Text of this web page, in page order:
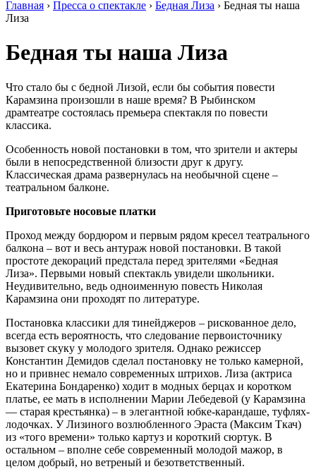
Главная › Пресса о спектакле › Бедная Лиза › Бедная ты наша
Лиза
Бедная ты наша Лиза
Что стало бы с бедной Лизой, если бы события повести
Карамзина произошли в наше время? В Рыбинском
драмтеатре состоялась премьера спектакля по повести
классика.
Особенность новой постановки в том, что зрители и актеры
были в непосредственной близости друг к другу.
Классическая драма развернулась на необычной сцене –
театральном балконе.
Приготовьте носовые платки
Проход между бордюром и первым рядом кресел театрального
балкона – вот и весь антураж новой постановки. В такой
простоте декораций предстала перед зрителями «Бедная
Лиза». Первыми новый спектакль увидели школьники.
Неудивительно, ведь одноименную повесть Николая
Карамзина они проходят по литературе.
Постановка классики для тинейджеров – рискованное дело,
всегда есть вероятность, что следование первоисточнику
вызовет скуку у молодого зрителя. Однако режиссер
Константин Демидов сделал постановку не только камерной,
но и привнес немало современных штрихов. Лиза (актриса
Екатерина Бондаренко) ходит в модных берцах и коротком
платье, ее мать в исполнении Марии Лебедевой (у Карамзина
— старая крестьянка) – в элегантной юбке-карандаше, туфлях-
лодочках. У Лизиного возлюбленного Эраста (Максим Ткач)
из «того времени» только картуз и короткий сюртук. В
остальном – вполне себе современный молодой мажор, в
целом добрый, но ветреный и безответственный.